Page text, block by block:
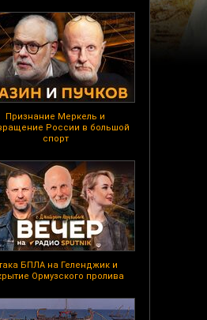
Признание Меркель и
России в большой
спорт
БПЛА на Геленджик и
Ормузского пролива